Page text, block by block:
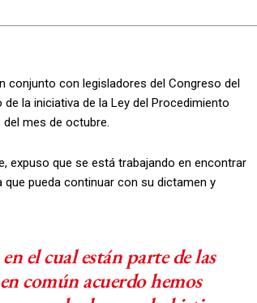
conjunto con legisladores del Congreso del
la iniciativa de la Ley del Procedimiento
mes de octubre.
expuso que se está trabajando en encontrar
que pueda continuar con su dictamen y
el cual están parte de las
común acuerdo hemos